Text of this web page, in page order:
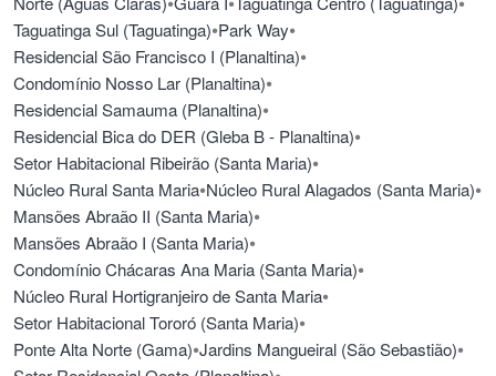
Taguatinga Sul (Taguatinga)•Park Way•
Residencial São Francisco I (Planaltina)•
Condomínio Nosso Lar (Planaltina)•
Residencial Samauma (Planaltina)•
Residencial Bica do DER (Gleba B - Planaltina)•
Setor Habitacional Ribeirão (Santa Maria)•
Núcleo Rural Santa Maria•Núcleo Rural Alagados (Santa Maria)•
Mansões Abraão II (Santa Maria)•
Mansões Abraão I (Santa Maria)•
Condomínio Chácaras Ana Maria (Santa Maria)•
Núcleo Rural Hortigranjeiro de Santa Maria•
Setor Habitacional Tororó (Santa Maria)•
Ponte Alta Norte (Gama)•Jardins Mangueiral (São Sebastião)•